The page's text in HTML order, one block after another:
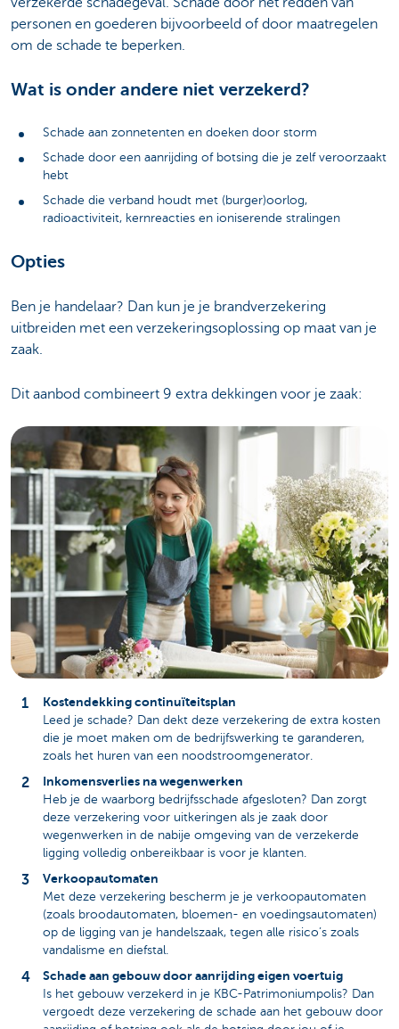
personen en goederen bijvoorbeeld of door maatregelen
om de schade te beperken.
Wat is onder andere niet verzekerd?
Schade aan zonnetenten en doeken door storm
Schade door een aanrijding of botsing die je zelf veroorzaakt
hebt
Schade die verband houdt met (burger)oorlog,
radioactiviteit, kernreacties en ioniserende stralingen
Opties
Ben je handelaar? Dan kun je je brandverzekering
uitbreiden met een verzekeringsoplossing op maat van je
zaak.
Dit aanbod combineert 9 extra dekkingen voor je zaak:
Kostendekking continuïteitsplan
Leed je schade? Dan dekt deze verzekering de extra kosten
die je moet maken om de bedrijfswerking te garanderen,
zoals het huren van een noodstroomgenerator.
Inkomensverlies na wegenwerken
Heb je de waarborg bedrijfsschade afgesloten? Dan zorgt
deze verzekering voor uitkeringen als je zaak door
wegenwerken in de nabije omgeving van de verzekerde
ligging volledig onbereikbaar is voor je klanten.
Verkoopautomaten
Met deze verzekering bescherm je je verkoopautomaten
(zoals broodautomaten, bloemen- en voedingsautomaten)
op de ligging van je handelszaak, tegen alle risico’s zoals
vandalisme en diefstal.
Schade aan gebouw door aanrijding eigen voertuig
Is het gebouw verzekerd in je KBC-Patrimoniumpolis? Dan
vergoedt deze verzekering de schade aan het gebouw door